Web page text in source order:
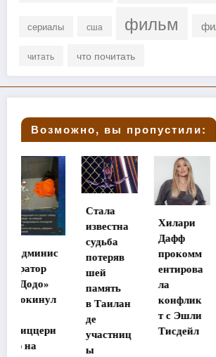
сериалы сша фильм
читать что почитать
Возможно, вы пропустили:
Стала
известна
потеряв
шей
память
в Таилан
участниц
ы
Хилари
Дафф
прокомм
ентирова
ла
конфлик
Тисдейл
Мэтт
Диллон
станет
главным
героем
«Великол
епной
семерки»